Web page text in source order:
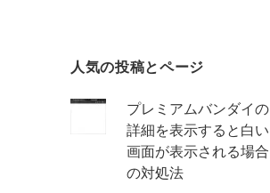
人気の投稿とページ
プレミアムバンダイの
詳細を表示すると白い
画面が表示される場合
の対処法